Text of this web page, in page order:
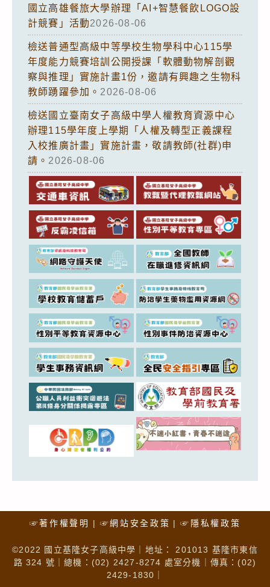
國立高雄餐旅大學辦理「AI+智慧餐飲LOGO設
計競賽」活動2026-08-06
檢送普通型高級中等學校生物學科中心115學
年度能力競賽培訓公開授課「軟體動物解剖觀
察與推理」實施計畫1份，邀請有興趣之生物科
教師踴躍參加。 2026-08-06
檢送國立臺南女子高級中學人權教育資源中心
辦理115學年度上學期「人權及轉型正義課程
入校推廣計畫」實施計畫，敬請教師(社群)申
請。 2026-08-06
☞著作權聲明 ☞網站安全政策 ☞隱私權政策
©2022 國立基隆女子高級中學｜地址： 201013 基隆市東信
路 324 號｜總機：(02) 2427-8274 處室分機｜傳真：(02)
2429-1830｜